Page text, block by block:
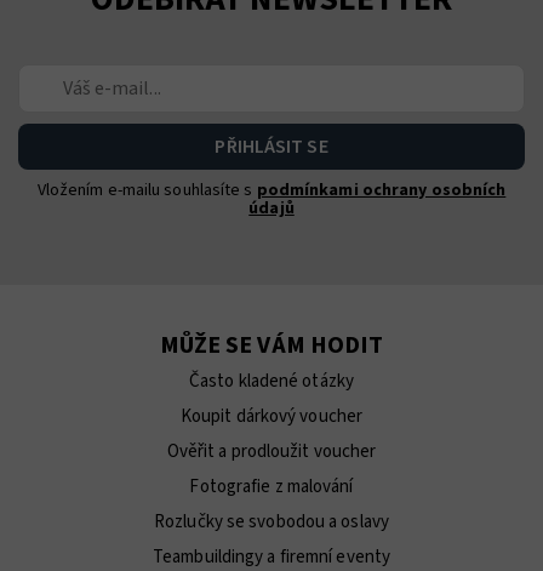
Vložením e-mailu souhlasíte s podmínkami ochrany osobních
údajů
MŮŽE SE VÁM HODIT
Často kladené otázky
Koupit dárkový voucher
Ověřit a prodloužit voucher
Fotografie z malování
Rozlučky se svobodou a oslavy
Teambuildingy a firemní eventy